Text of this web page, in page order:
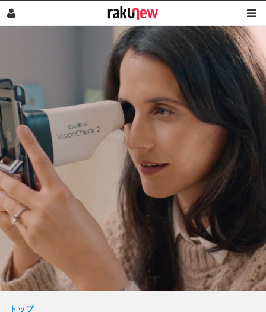
トップ